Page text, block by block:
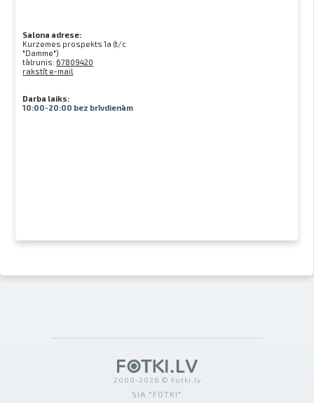
Salona adrese:
Kurzemes prospekts 1a (t/c
"Damme")
tālrunis: 67809420
rakstīt e-mail
Darba laiks:
10:00-20:00 bez brīvdienām
2000-2026 © Fotki.lv
SIA "FOTKI"